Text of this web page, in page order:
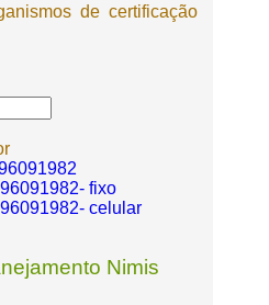
de certificação
fixo
celular
Nimis